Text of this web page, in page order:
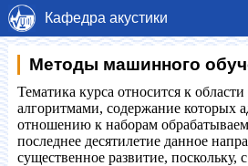
Кафедра акустики
Методы машинного
Тематика курса относится к
алгоритмами, содержание которых
отношению к наборам
последнее десятилетие данное
существенное развитие, поскольку,